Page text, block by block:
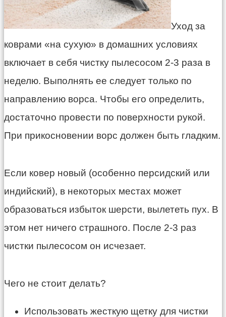
Уход за
коврами «на сухую» в домашних условиях
включает в себя чистку пылесосом 2-3 раза в
неделю. Выполнять ее следует только по
направлению ворса. Чтобы его определить,
достаточно провести по поверхности рукой.
При прикосновении ворс должен быть гладким.
Если ковер новый (особенно персидский или
индийский), в некоторых местах может
образоваться избыток шерсти, вылететь пух. В
этом нет ничего страшного. После 2-3 раз
чистки пылесосом он исчезает.
Чего не стоит делать?
Использовать жесткую щетку для чистки